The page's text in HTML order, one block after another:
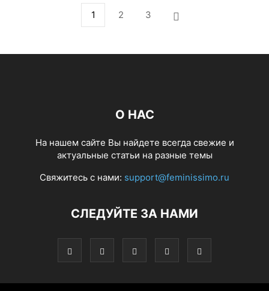
1 2 3
О НАС
На нашем сайте Вы найдете всегда свежие и
актуальные статьи на разные темы
Свяжитесь с нами: support@feminissimo.ru
СЛЕДУЙТЕ ЗА НАМИ